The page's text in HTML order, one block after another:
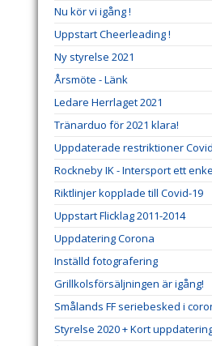
Nu kör vi igång !
Uppstart Cheerleading !
Ny styrelse 2021
Årsmöte - Länk
Ledare Herrlaget 2021
Tränarduo för 2021 klara!
Uppdaterade restriktioner
Rockneby IK - Intersport ett
Riktlinjer kopplade till Covid-19
Uppstart Flicklag 2011-2014
Uppdatering Corona
Inställd fotografering
Grillkolsförsäljningen är igång!
Smålands FF seriebesked i
Styrelse 2020 + Kort